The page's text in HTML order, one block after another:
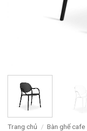
Trang chủ / Bàn ghế cafe